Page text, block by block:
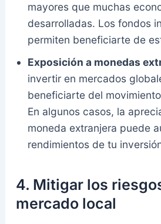
mayores que muchas
desarrolladas. Los fondos
permiten beneficiarte de
Exposición a monedas
invertir en mercados
beneficiarte del
En algunos casos, la
moneda extranjera puede
rendimientos de tu
4. Mitigar los
mercado local